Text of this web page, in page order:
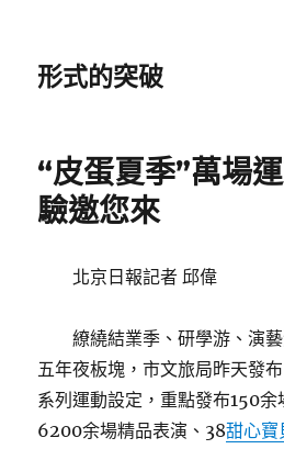
形式的突破
“皮蛋夏季”萬場
驗邀您來
北京日報記者 邱偉
繚繞結業季、研學游、演
五年夜板塊，市文旅局昨天發
系列運動設定，重點發布150
6200余場精品表演、38甜心寶